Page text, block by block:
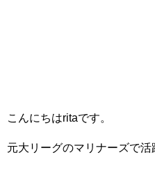
こんにちはritaです。
元大リーグのマリナーズで